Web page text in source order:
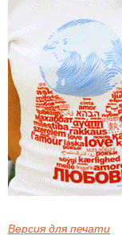
Версия для печати